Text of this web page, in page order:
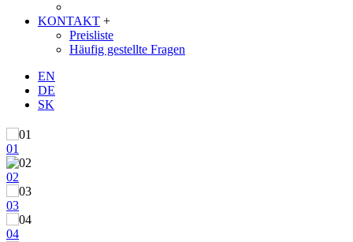
KONTAKT +
Preisliste
Häufig gestellte Fragen
EN
DE
SK
01
02
03
04